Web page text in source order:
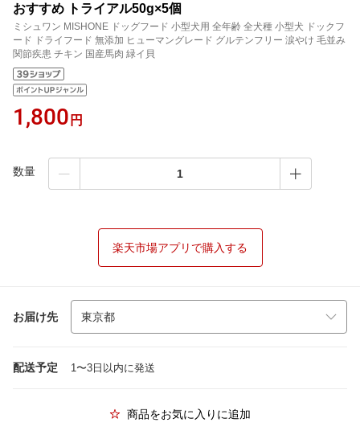
おすすめ トライアル50g×5個
ミシュワン MISHONE ドッグフード 小型犬用 全年齢 全犬種 小型犬 ドックフ
ード ドライフード 無添加 ヒューマングレード グルテンフリー 涙やけ 毛並み
関節疾患 チキン 国産馬肉 緑イ貝
1,800 円
数量
楽天市場アプリで購入する
お届け先
配送予定 1〜3日以内に発送
商品をお気に入りに追加